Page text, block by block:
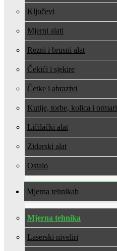
Ključevi
Mjerni alati
Rezni i brusni alat
Čekići i sjekire
Četke i abrazivi
Kutije, torbe, kolica i ormari
Ličilački alat
Zidarski alat
Ostalo
Mjerna tehnika
Mjerna tehnika
Laserski niveliri